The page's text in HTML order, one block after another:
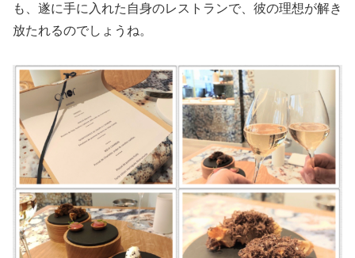
も、遂に手に入れた自身のレストランで、彼の理想が解き
放たれるのでしょうね。